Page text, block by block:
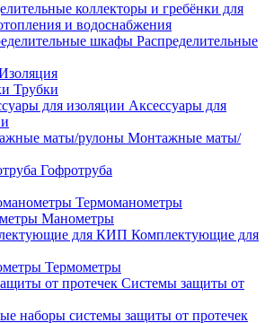
коллекторы и гребёнки для
и водоснабжения
Распределительные
Трубки
Аксессуары для
Монтажные маты/
Гофротруба
Термоманометры
Манометры
Комплектующие для
Термометры
Системы защиты от